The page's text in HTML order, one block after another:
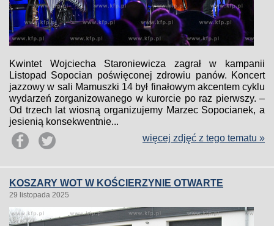
Kwintet Wojciecha Staroniewicza zagrał w kampanii
Listopad Sopocian poświęconej zdrowiu panów. Koncert
jazzowy w sali Mamuszki 14 był finałowym akcentem cyklu
wydarzeń zorganizowanego w kurorcie po raz pierwszy. –
Od trzech lat wiosną organizujemy Marzec Sopocianek, a
jesienią konsekwentnie...
więcej zdjęć z tego tematu »
KOSZARY WOT W KOŚCIERZYNIE OTWARTE
29 listopada 2025